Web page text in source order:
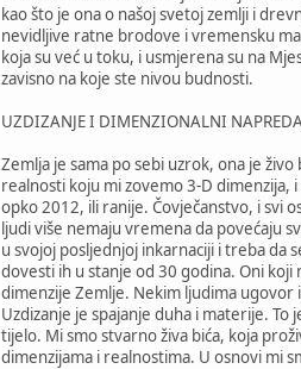
kao što je ona o našoj svetoj zemlji i
nevidljive ratne brodove i vremensku
koja su već u toku, i usmjerena su na
zavisno na koje ste nivou budnosti.
UZDIZANJE I DIMENZIONALNI
Zemlja je sama po sebi uzrok, ona je
realnosti koju mi zovemo 3-D dimenzija,
opko 2012, ili ranije. Čovječanstvo, i svi
ljudi više nemaju vremena da povećaju
u svojoj posljednjoj inkarnaciji i treba da
dovesti ih u stanje od 30 godina. Oni
dimenzije Zemlje. Nekim ljudima ugovor
Uzdizanje je spajanje duha i materije.
tijelo. Mi smo stvarno živa bića, koja
dimenzijama i realnostima. U osnovi mi